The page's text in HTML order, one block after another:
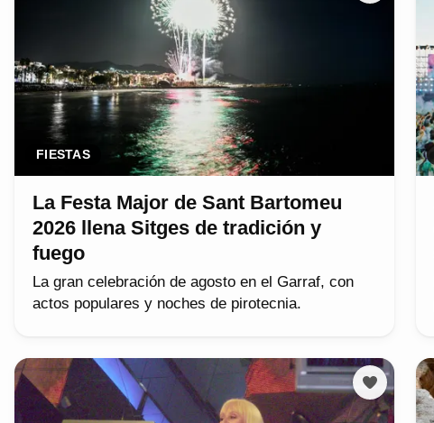
FIESTAS
La Festa Major de Sant Bartomeu
2026 llena Sitges de tradición y
fuego
La gran celebración de agosto en el Garraf, con
actos populares y noches de pirotecnia.